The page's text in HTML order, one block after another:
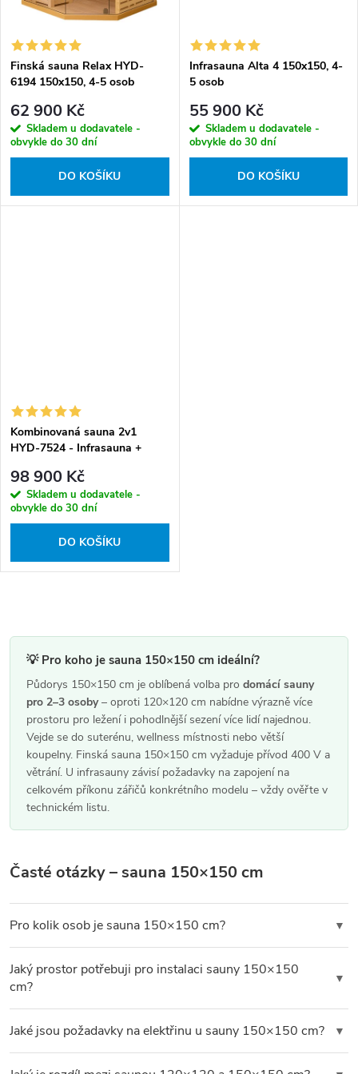
Finská sauna Relax HYD-
6194 150x150, 4-5 osob
62 900 Kč
Skladem u dodavatele -
obvykle do 30 dní
DO KOŠÍKU
Infrasauna Alta 4 150x150, 4-
5 osob
55 900 Kč
Skladem u dodavatele -
obvykle do 30 dní
DO KOŠÍKU
Kombinovaná sauna 2v1
HYD-7524 - Infrasauna +
osob
98 900 Kč
Skladem u dodavatele -
obvykle do 30 dní
DO KOŠÍKU
v
r
v
y
v
ý
p
i
s
u
💡 Pro koho je sauna 150×150 cm ideální?
Půdorys 150×150 cm je oblíbená volba pro domácí sauny
pro 2–3 osoby– oproti 120×120 cm nabídne výrazně více
prostoru pro ležení i pohodlnější sezení více lidí najednou.
Vejde se do suterénu, wellness místnosti nebo větší
koupelny. Finská sauna 150×150 cm vyžaduje přívod 400 V a
větrání. U infrasauny závisí požadavky na zapojení na
celkovém příkonu zářičů konkrétního modelu – vždy ověřte v
technickém listu.
Časté otázky – sauna 150×150 cm
Pro kolik osob je sauna 150×150 cm? ▼
120×120 cm nabídne výrazně pohodlnější sezení pro více lidí a
snazší ležení. Jde o oblíbený kompromis mezi úsporou místa a
komfortem.
Jaký prostor potřebuji pro instalaci sauny 150×150
cm?
▼
volného prostoru před dveřmia přístupem ze stran pro
montáž. Místnost by měla mít podlahu schopnou unést
Jaké jsou požadavky na elektřinu u sauny 150×150 cm? ▼